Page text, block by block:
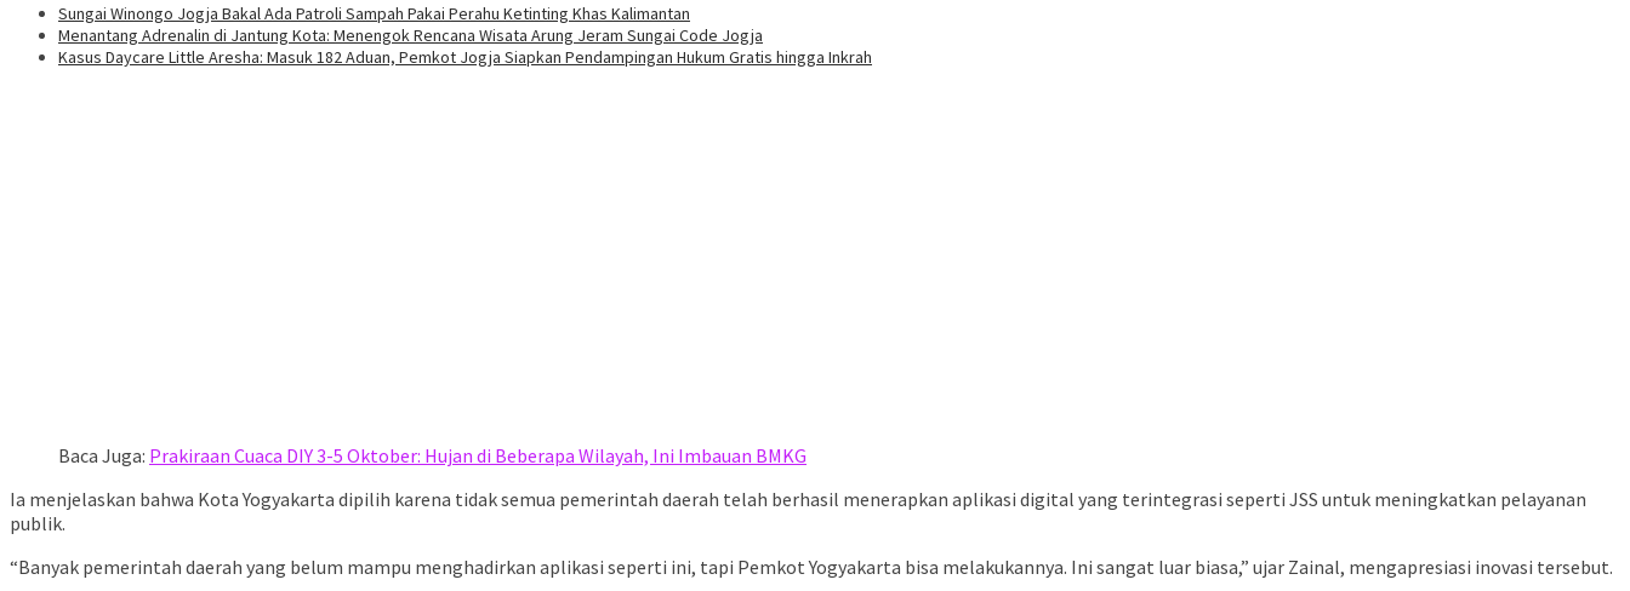
Sungai Winongo Jogja Bakal Ada Patroli Sampah Pakai Perahu Ketinting Khas Kalimantan
Menantang Adrenalin di Jantung Kota: Menengok Rencana Wisata Arung Jeram Sungai Code Jogja
Kasus Daycare Little Aresha: Masuk 182 Aduan, Pemkot Jogja Siapkan Pendampingan Hukum Gratis hingga Inkrah
Baca Juga: Prakiraan Cuaca DIY 3-5 Oktober: Hujan di Beberapa Wilayah, Ini Imbauan BMKG
Ia menjelaskan bahwa Kota Yogyakarta dipilih karena tidak semua pemerintah daerah telah berhasil menerapkan aplikasi digital yang terintegrasi seperti JSS untuk meningkatkan pelayanan
publik.
“Banyak pemerintah daerah yang belum mampu menghadirkan aplikasi seperti ini, tapi Pemkot Yogyakarta bisa melakukannya. Ini sangat luar biasa,” ujar Zainal, mengapresiasi inovasi tersebut.